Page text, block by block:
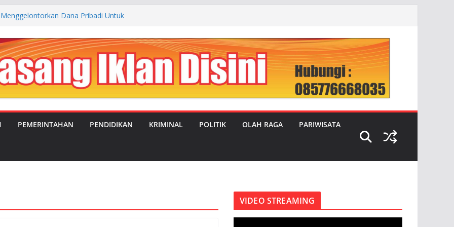
Dana Pribadi Untuk
JUAL BELI ANTARA OKNUM SATRES
LEBAK DENGAN TEMPAT REHABILITASI
MANDOR KILAP DUKUNG PENUH
PIMPIN DESA SATRIAJAYA PERIODE 2026–
Program MBG, Efektifkan Kantin
PEMERINTAHAN PENDIDIKAN KRIMINAL POLITIK OLAH RAGA PARIWISATA
VIDEO STREAMING